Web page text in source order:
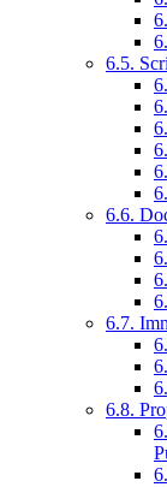
6.5.
6.6.
6.7.
6.8.